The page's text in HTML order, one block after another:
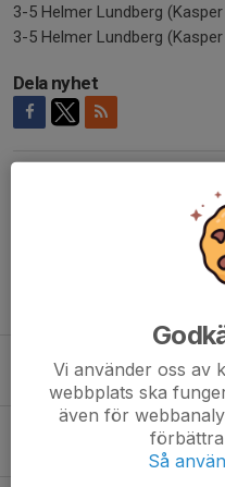
3-5 Helmer Lundberg
3-5 Helmer Lundberg
Dela nyhet
Akademitruppen
6 jun, 12:26
2 maj, 19:03 0
Vi använder oss av
webbplats ska
även för
Så